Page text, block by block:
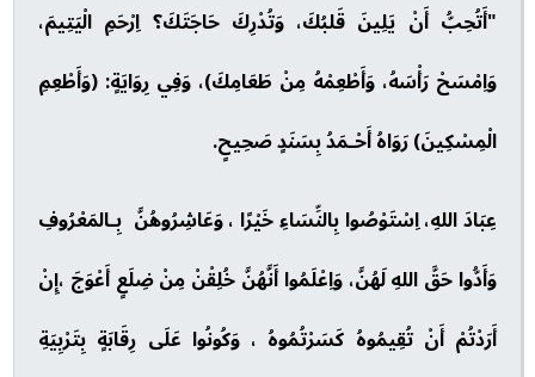
"أَتُحِبُّ أَنْ يَلِينَ قَلبُكَ، وَتُدْرِكَ حَاجَتَكَ؟ اِرْحَمِ الْيَتِيمَ،
وَاِمْسَحْ رَأْسَهُ، وَأَطْعِمْهُ مِنْ طَعَامِكَ)، وَفِي رِوَايَةٍ: (وَأَطْعِمِ
الْمِسْكِينَ) رَوَاهُ أَحْـمَدُ بِسَنَدٍ صَحِيحٍ.
عِبَادَ اللهِ، اِسْتَوْصُوا بِالنِّسَاءِ خَيْرًا ، وَعَاشِرُوهُنَّ بِـالمَعْرُوفِ
وَأَدُّوا حَقَّ اللهِ لَهُنَّ، وَاِعْلَمُوا أَنَّهُنَّ خُلِقْنْ مِنْ ضِلَعٍ أَعْوَجَ ،إِنْ
أَرَدْتُمْ أَنْ تُقِيمُوهُ كَسَرْتُمُوهُ ، وَكُونُوا عَلَى رِقَابَةٍ بِتَرْبِيَةِ